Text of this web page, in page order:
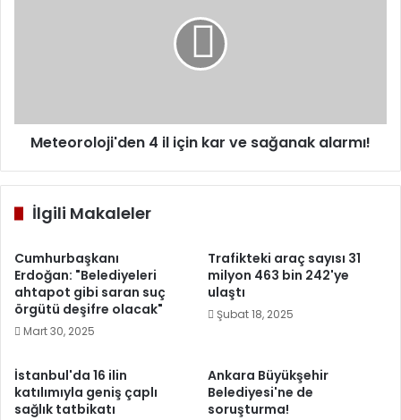
Meteoroloji'den 4 il için kar ve sağanak alarmı!
İlgili Makaleler
Cumhurbaşkanı
Erdoğan: "Belediyeleri
ahtapot gibi saran suç
örgütü deşifre olacak"
Mart 30, 2025
Trafikteki araç sayısı 31
milyon 463 bin 242'ye
ulaştı
Şubat 18, 2025
İstanbul'da 16 ilin
katılımıyla geniş çaplı
sağlık tatbikatı
Ankara Büyükşehir
Belediyesi'ne de
soruşturma!